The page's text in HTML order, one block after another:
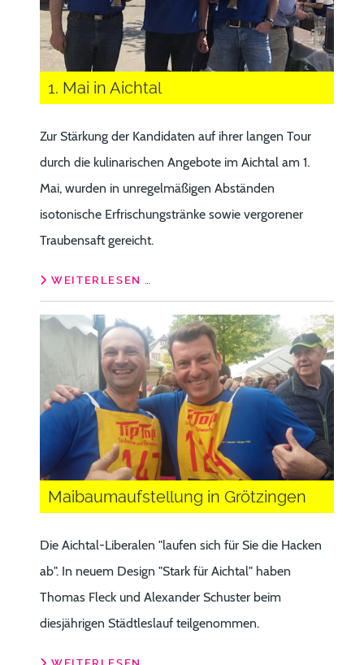
1. Mai in Aichtal
Zur Stärkung der Kandidaten auf ihrer langen Tour
durch die kulinarischen Angebote im Aichtal am 1.
Mai, wurden in unregelmäßigen Abständen
isotonische Erfrischungstränke sowie vergorener
Traubensaft gereicht.
WEITERLESEN …
Maibaumaufstellung in Grötzingen
Die Aichtal-Liberalen "laufen sich für Sie die Hacken
ab". In neuem Design "Stark für Aichtal" haben
Thomas Fleck und Alexander Schuster beim
diesjährigen Städtleslauf teilgenommen.